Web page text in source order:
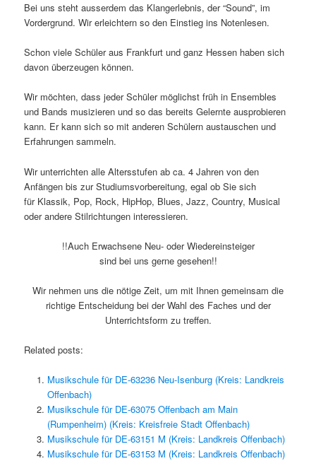
Bei uns steht ausserdem das Klangerlebnis, der “Sound”, im
Vordergrund. Wir erleichtern so den Einstieg ins Notenlesen.
Schon viele Schüler aus Frankfurt und ganz Hessen haben sich
davon überzeugen können.
Wir möchten, dass jeder Schüler möglichst früh in Ensembles
und Bands musizieren und so das bereits Gelernte ausprobieren
kann. Er kann sich so mit anderen Schülern austauschen und
Erfahrungen sammeln.
Wir unterrichten alle Altersstufen ab ca. 4 Jahren von den
Anfängen bis zur Studiumsvorbereitung, egal ob Sie sich
für Klassik, Pop, Rock, HipHop, Blues, Jazz, Country, Musical
oder andere Stilrichtungen interessieren.
!!Auch Erwachsene Neu- oder Wiedereinsteiger
sind bei uns gerne gesehen!!
Wir nehmen uns die nötige Zeit, um mit Ihnen gemeinsam die
richtige Entscheidung bei der Wahl des Faches und der
Unterrichtsform zu treffen.
Related posts:
Musikschule für DE-63236 Neu-Isenburg (Kreis: Landkreis
Offenbach)
Musikschule für DE-63075 Offenbach am Main
(Rumpenheim) (Kreis: Kreisfreie Stadt Offenbach)
Musikschule für DE-63151 M (Kreis: Landkreis Offenbach)
Musikschule für DE-63153 M (Kreis: Landkreis Offenbach)